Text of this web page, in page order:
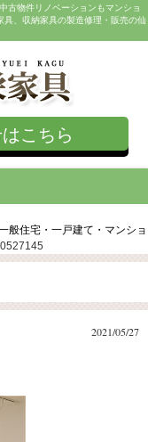
古物件リノベーションもマンショ
、収納家具の製造修理・販売の仙
こちら
般住宅・一戸建て・マンショ
2021/05/27